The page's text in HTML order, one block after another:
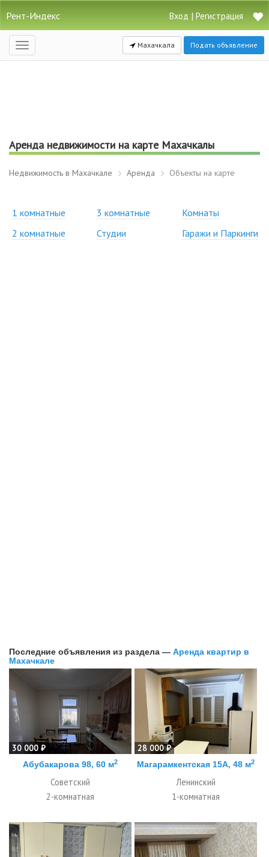
Рент-Индекс Вход | Регистрация
Открыть
навигацию
Махачкала Подать объявление
Аренда недвижимости на карте Махачкалы
Недвижимость в Махачкале Аренда Объекты на карте
1 комнатные
2 комнатные
3 комнатные
Студии
Комнаты
Гаражи и Паркинги
Последние объявления из раздела — Аренда квартир в
Махачкале
30 000 ₽
Абубакарова 98, 60 м2
Советский
2-комнатная
28 000 ₽
Магарамкентская 15А, 48 м2
Ленинский
1-комнатная